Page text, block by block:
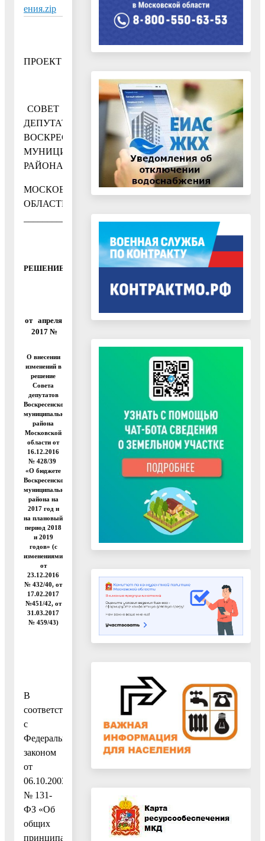
ения.zip
ПРОЕКТ
СОВЕТ
ДЕПУТАТОВ
ВОСКРЕСЕНСКОГО
МУНИЦИПАЛЬНОГО
РАЙОНА
МОСКОВСКОЙ
ОБЛАСТИ
РЕШЕНИЕ
от апреля
2017 №
О внесении
изменений в
решение
Совета
депутатов
Воскресенского
муниципального
района
Московской
области от
16.12.2016
№ 428/39
«О бюджете
Воскресенского
муниципального
района на
2017 год и
на плановый
период 2018
и 2019
годов» (с
изменениями
от
23.12.2016
№ 432/40, от
17.02.2017
№451/42, от
31.03.2017
№ 459/43)
В
соответствии
с
Федеральным
законом
от
06.10.2003
№ 131-
ФЗ «Об
общих
принципах